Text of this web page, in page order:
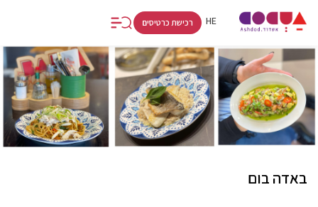
HE
RU
רכישת כרטיסים
באדה בום